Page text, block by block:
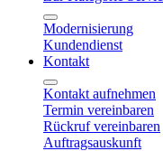
Modernisierung
Kundendienst
Kontakt
Kontakt aufnehmen
Termin vereinbaren
Rückruf vereinbaren
Auftragsauskunft